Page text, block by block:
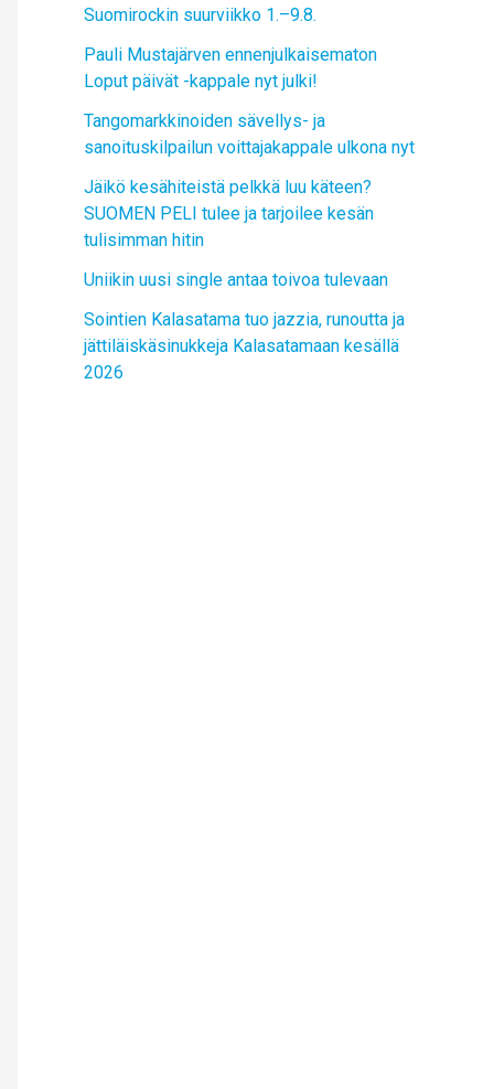
Suomirockin suurviikko 1.–9.8.
Pauli Mustajärven ennenjulkaisematon
Loput päivät -kappale nyt julki!
Tangomarkkinoiden sävellys- ja
sanoituskilpailun voittajakappale ulkona nyt
Jäikö kesähiteistä pelkkä luu käteen?
SUOMEN PELI tulee ja tarjoilee kesän
tulisimman hitin
Uniikin uusi single antaa toivoa tulevaan
Sointien Kalasatama tuo jazzia, runoutta ja
jättiläiskäsinukkeja Kalasatamaan kesällä
2026